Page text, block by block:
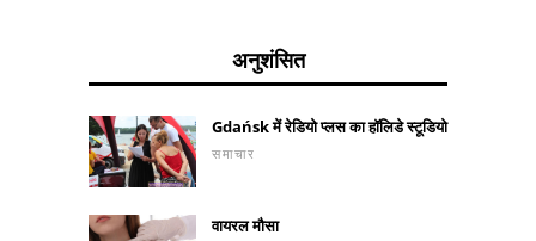
अनुशंसित
Gdańsk में रेडियो प्लस का हॉलिडे स्टूडियो
समाचार
वायरल मौसा